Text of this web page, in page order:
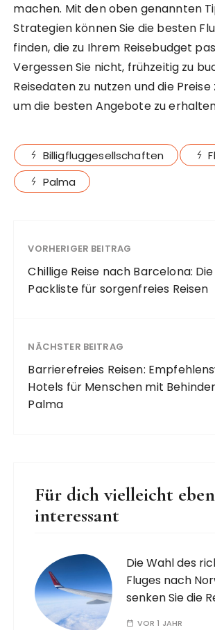
machen. Mit den oben genannten
Strategien können Sie die besten
finden, die zu Ihrem Reisebudget
Vergessen Sie nicht, frühzeitig zu
Reisedaten zu nutzen und die
um die besten Angebote zu
Billigfluggesellschaften
Palma
VORHERIGER BEITRAG
Chillige Reise nach Barcelona:
Packliste für sorgenfreies Reisen
NÄCHSTER BEITRAG
Barrierefreies Reisen:
Hotels für Menschen mit
Palma
Für dich vielleicht
interessant
Die Wahl des
Fluges nach
senken Sie die
VOR 1 JAHR